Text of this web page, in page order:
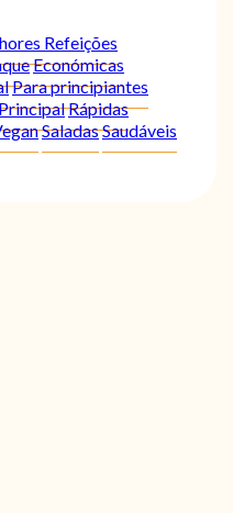
Refeições
Económicas
Para principiantes
Rápidas
SaladasSaudáveis